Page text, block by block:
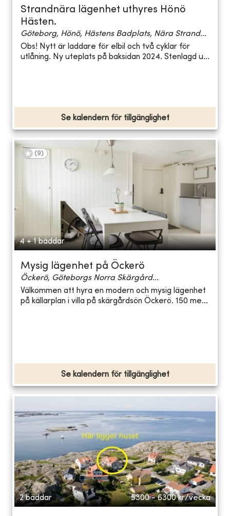
Strandnära lägenhet uthyres Hönö
Hästen.
Göteborg, Hönö, Hästens Badplats, Nära Strand...
Obs! Nytt är laddare för elbil och två cyklar för
utlåning. Ny uteplats på baksidan 2024. Stenlagd u...
Se kalendern för tillgänglighet
(9)
4 + 1 bäddar
Mysig lägenhet på Öckerö
Öckerö, Göteborgs Norra Skärgård...
Välkommen att hyra en modern och mysig lägenhet
på källarplan i villa på skärgårdsön Öckerö. 150 me...
Se kalendern för tillgänglighet
2 bäddar 5300 - 6300 kr/vecka